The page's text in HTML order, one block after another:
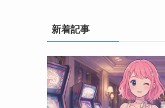
新着記事